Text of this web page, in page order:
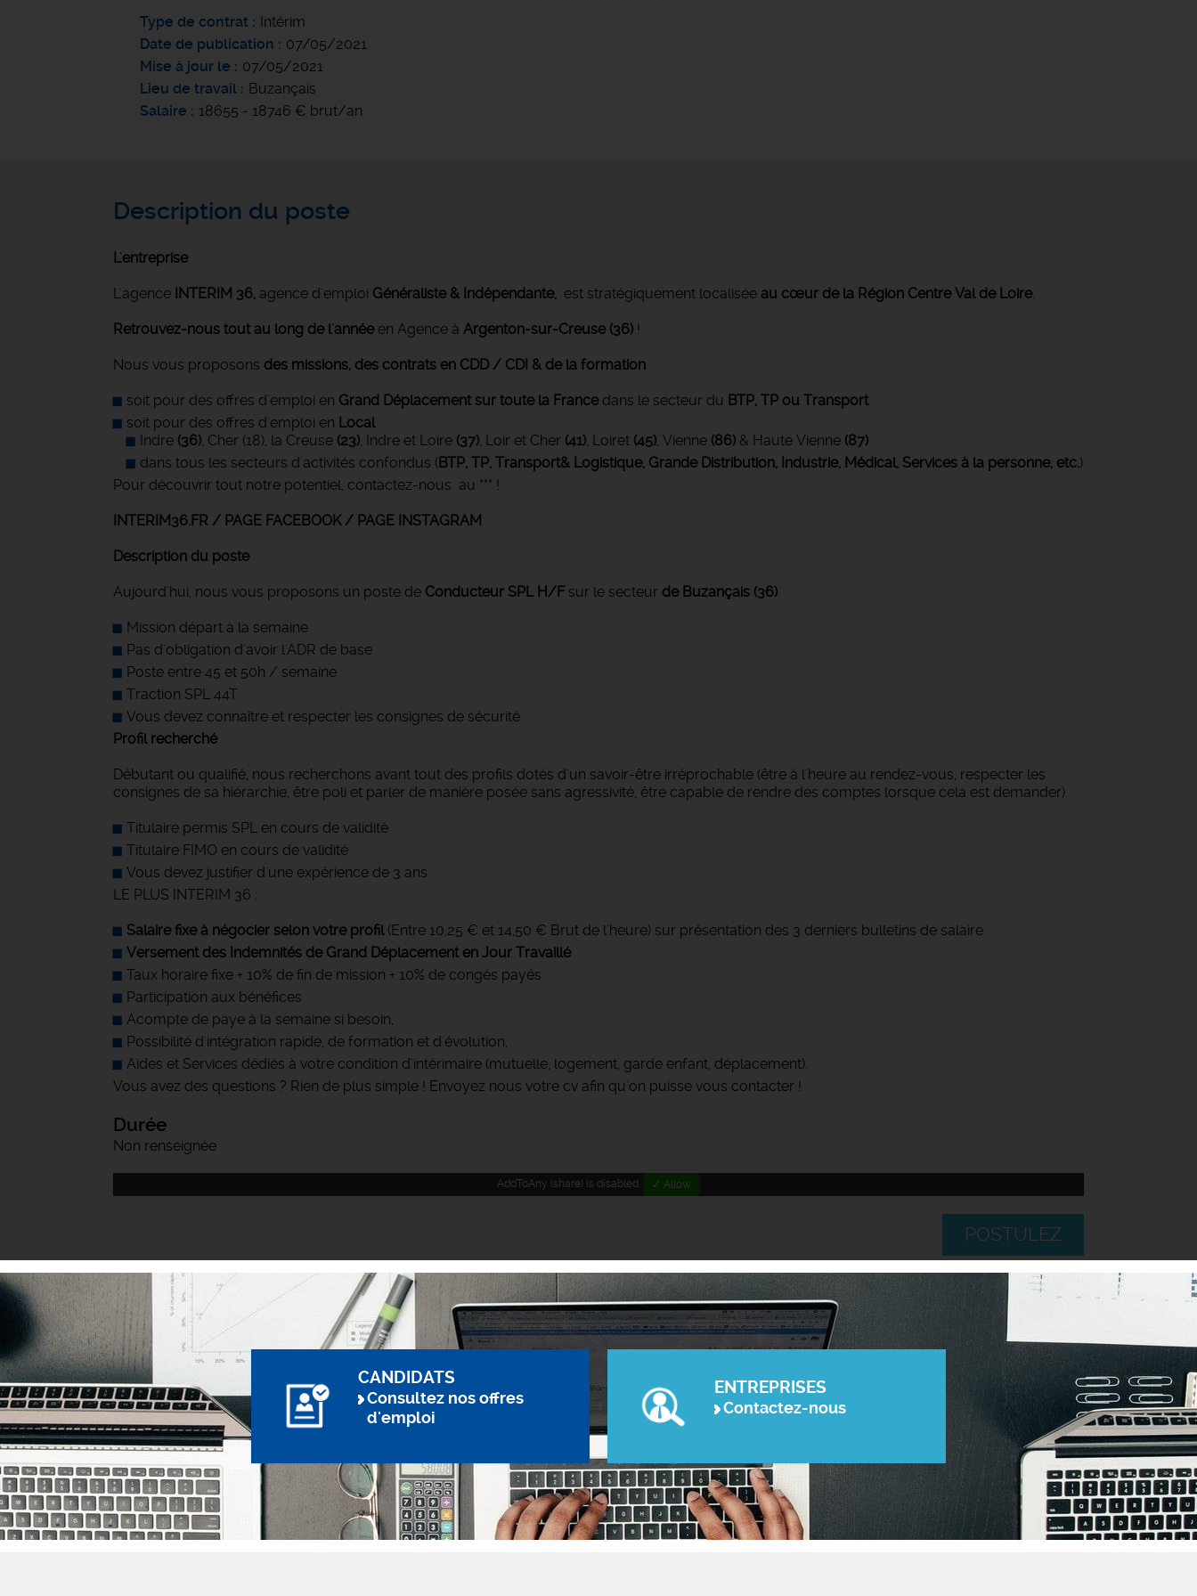
Type de contrat
Intérim
Date de publication
07/05/2021
Mise à jour le
07/05/2021
Lieu de travail
Buzançais
Salaire
18655 - 18746 € brut/an
Description du poste
L'entreprise
L'agence INTERIM 36, agence d'emploi Généraliste & Indépendante, est stratégiquement localisée au cœur de la Région Centre Val de Loire.
Retrouvez-nous tout au long de l'annéeen Agence à Argenton-sur-Creuse (36) !
Nous vous proposons des missions, des contrats en CDD / CDI & de la formation
soit pour des offres d'emploi en Grand Déplacement sur toute la France dans le secteur du BTP, TP ou Transport
soit pour des offres d'emploi en Local
Indre (36), Cher (18), la Creuse (23), Indre et Loire (37), Loir et Cher (41), Loiret (45), Vienne (86) & Haute Vienne (87)
dans tous les secteurs d'activités confondus ( BTP, TP, Transport& Logistique, Grande Distribution, Industrie, Médical, Services à la personne, etc.)
Pour découvrir tout notre potentiel, contactez-nous au *** !
INTERIM36.FR / PAGE FACEBOOK / PAGE INSTAGRAM
Description du poste
Aujourd'hui, nous vous proposons un poste de Conducteur SPLH/F sur le secteur de Buzançais (36)
Mission départ à la semaine
Pas d'obligation d'avoir l'ADR de base
Poste entre 45 et 50h / semaine
Traction SPL 44T
Vous devez connaître et respecter les consignes de sécurité
Profil recherché
Débutant ou qualifié, nous recherchons avant tout des profils dotés d'un savoir-être irréprochable (être à l'heure au rendez-vous, respecter les
consignes de sa hiérarchie, être poli et parler de manière posée sans agressivité, être capable de rendre des comptes lorsque cela est demander).
Titulaire permis SPL en cours de validité
Titulaire FIMO en cours de validité
Vous devez justifier d'une expérience de 3 ans
LE PLUS INTERIM 36 :
Salaire fixe à négocier selon votre profil(Entre 10,25 € et 14,50 € Brut de l'heure) sur présentation des 3 derniers bulletins de salaire
Versement des Indemnités de Grand Déplacement en Jour Travaillé
Taux horaire fixe + 10% de fin de mission + 10% de congés payés
Participation aux bénéfices
Acompte de paye à la semaine si besoin,
Possibilité d'intégration rapide, de formation et d'évolution,
Aides et Services dédiés à votre condition d'intérimaire (mutuelle, logement, garde enfant, déplacement).
Vous avez des questions ? Rien de plus simple ! Envoyez nous votre cv afin qu'on puisse vous contacter !
Durée
Non renseignée
AddToAny (share) is disabled. ✓ Allow
POSTULEZ
CANDIDATS
Consultez nos offres
d'emploi
ENTREPRISES
Contactez-nous